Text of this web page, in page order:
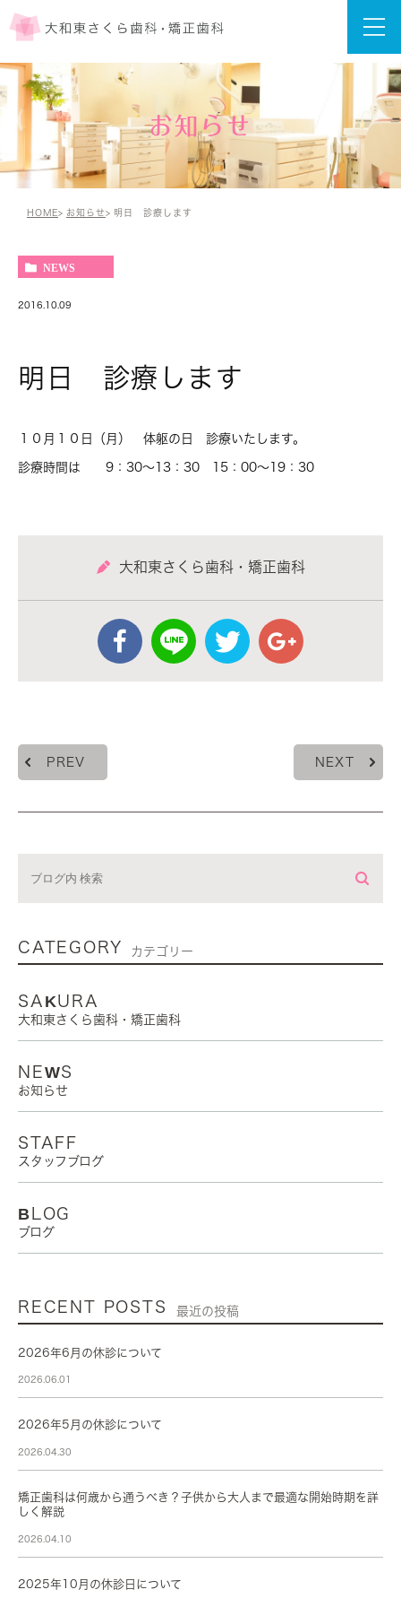
お知らせ
HOME お知らせ 明日 診療します
NEWS
2016.10.09
明日 診療します
１０月１０日（月） 体躯の日 診療いたします。
診療時間は 9：30～13：30 15：00～19：30
大和東さくら歯科・矯正歯科
PREV NEXT
CATEGORY カテゴリー
SAKURA
大和東さくら歯科・矯正歯科
NEWS
お知らせ
STAFF
スタッフブログ
BLOG
ブログ
RECENT POSTS 最近の投稿
2026年6月の休診について
2026.06.01
2026年5月の休診について
2026.04.30
矯正歯科は何歳から通うべき？子供から大人まで最適な開始時期を詳
しく解説
2026.04.10
2025年10月の休診日について